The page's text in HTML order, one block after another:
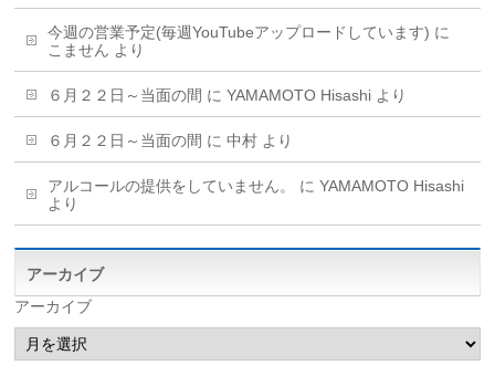
今週の営業予定(毎週YouTubeアップロードしています) に
こません より
６月２２日～当面の間 にYAMAMOTO Hisashi より
６月２２日～当面の間 に中村 より
アルコールの提供をしていません。 にYAMAMOTO Hisashi
より
アーカイブ
アーカイブ